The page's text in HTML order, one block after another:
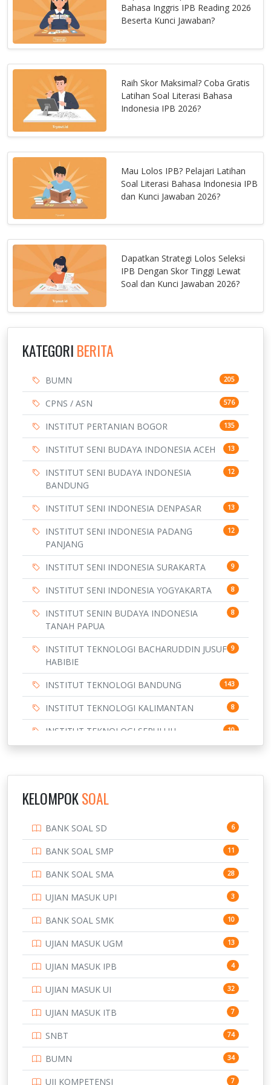
Bahasa Inggris IPB Reading 2026
Beserta Kunci Jawaban?
Raih Skor Maksimal? Coba Gratis
Latihan Soal Literasi Bahasa
Indonesia IPB 2026?
Mau Lolos IPB? Pelajari Latihan
Soal Literasi Bahasa Indonesia IPB
dan Kunci Jawaban 2026?
Dapatkan Strategi Lolos Seleksi
IPB Dengan Skor Tinggi Lewat
Soal dan Kunci Jawaban 2026?
KATEGORI BERITA
BUMN 205
CPNS / ASN 576
INSTITUT PERTANIAN BOGOR 135
INSTITUT SENI BUDAYA INDONESIA ACEH 13
INSTITUT SENI BUDAYA INDONESIA
BANDUNG
12
INSTITUT SENI INDONESIA DENPASAR 13
INSTITUT SENI INDONESIA PADANG
PANJANG
12
INSTITUT SENI INDONESIA SURAKARTA 9
INSTITUT SENI INDONESIA YOGYAKARTA 8
INSTITUT SENIN BUDAYA INDONESIA
TANAH PAPUA
8
INSTITUT TEKNOLOGI BACHARUDDIN JUSUF
HABIBIE
9
INSTITUT TEKNOLOGI BANDUNG 143
INSTITUT TEKNOLOGI KALIMANTAN 8
INSTITUT TEKNOLOGI SEPULUH
NOVEMBER
10
3
169
7
PTDI STTD 4
133
SMA 146
SMK 231
SMP 134
STIP 2
153
345
KELOMPOKSOAL
BANK SOAL SD 6
BANK SOAL SMP 11
BANK SOAL SMA 28
UJIAN MASUK UPI 3
BANK SOAL SMK 10
UJIAN MASUK UGM 13
UJIAN MASUK IPB 4
UJIAN MASUK UI 32
UJIAN MASUK ITB 7
SNBT 74
BUMN 34
UJI KOMPETENSI 7